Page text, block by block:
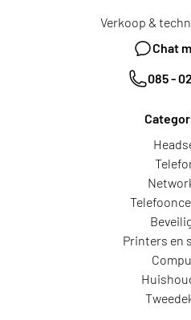
Verkoop &
Chat
085 -
Printers en